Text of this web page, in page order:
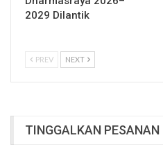
2029 Dilantik
PREV NEXT
TINGGALKAN PESANAN